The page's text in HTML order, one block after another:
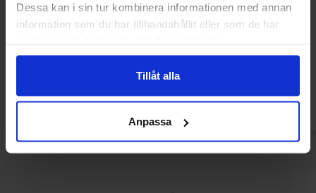
Dessa kan i sin tur kombinera informationen med annan
information som du har tillhandahållit eller som de har
Tillåt alla
Anpassa
Wrigleys Extra Tuggummi Strong mint
29g x 3st
56.69 kr
Wrigleys